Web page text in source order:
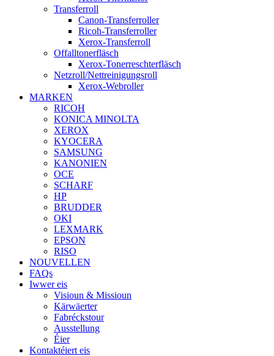
Transferroll
Canon-Transferroller
Ricoh-Transferroller
Xerox-Transferroll
Offalltonerfläsch
Xerox-Tonerreschterfläsch
Netzroll/Nettreinigungsroll
Xerox-Webroller
MARKEN
RICOH
KONICA MINOLTA
XEROX
KYOCERA
SAMSUNG
KANONIEN
OCE
SCHARF
HP
BRUDDER
OKI
LEXMARK
EPSON
RISO
NOUVELLEN
FAQs
Iwwer eis
Visioun & Missioun
Kärwäerter
Fabréckstour
Ausstellung
Éier
Kontaktéiert eis